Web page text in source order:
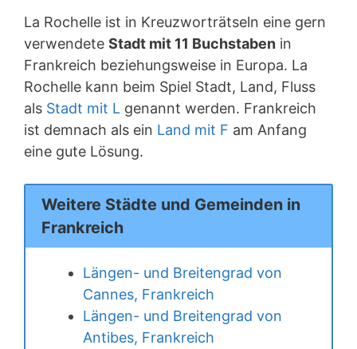
La Rochelle ist in Kreuzworträtseln eine gern
verwendete Stadt mit 11 Buchstaben in
Frankreich beziehungsweise in Europa. La
Rochelle kann beim Spiel Stadt, Land, Fluss
als Stadt mit L genannt werden. Frankreich
ist demnach als ein Land mit F am Anfang
eine gute Lösung.
Weitere Städte und Gemeinden in
Frankreich
Längen- und Breitengrad von
Cannes, Frankreich
Längen- und Breitengrad von
Antibes, Frankreich